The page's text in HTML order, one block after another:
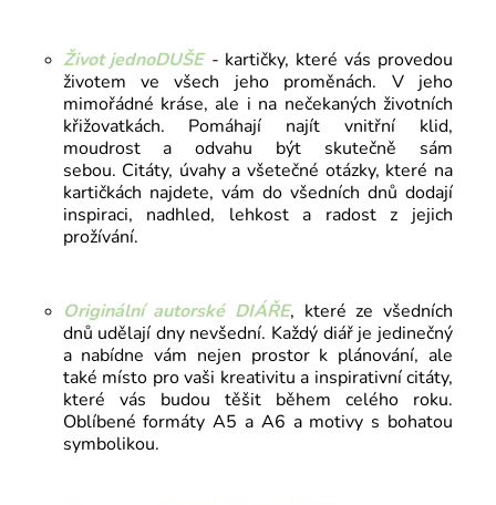
Život jednoDUŠE - kartičky, které vás provedou
životem ve všech jeho proměnách. V jeho
mimořádné kráse, ale i na nečekaných životních
křižovatkách. Pomáhají najít vnitřní klid,
moudrost a odvahu být skutečně sám
sebou. Citáty, úvahy a všetečné otázky, které na
kartičkách najdete, vám do všedních dnů dodají
inspiraci, nadhled, lehkost a radost z jejich
prožívání.
Originální autorské DIÁŘE, které ze všedních
dnů udělají dny nevšední. Každý diář je jedinečný
a nabídne vám nejen prostor k plánování, ale
také místo pro vaši kreativitu a inspirativní citáty,
které vás budou těšit během celého roku.
Oblíbené formáty A5 a A6 a motivy s bohatou
symbolikou.